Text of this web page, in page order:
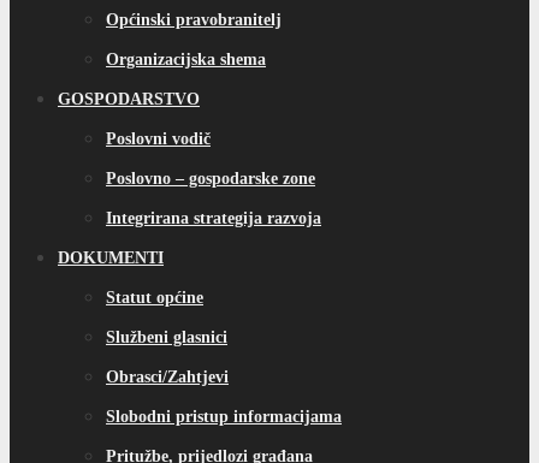
Općinski pravobranitelj
Organizacijska shema
GOSPODARSTVO
Poslovni vodič
Poslovno – gospodarske zone
Integrirana strategija razvoja
DOKUMENTI
Statut općine
Službeni glasnici
Obrasci/Zahtjevi
Slobodni pristup informacijama
Pritužbe, prijedlozi građana